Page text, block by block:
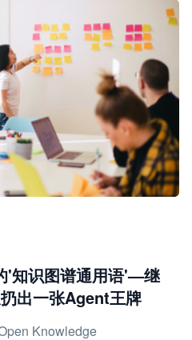
知识图谱通用语'—继
出一张Agent王牌
Knowledge